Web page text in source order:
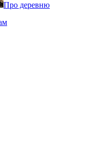
Про деревню